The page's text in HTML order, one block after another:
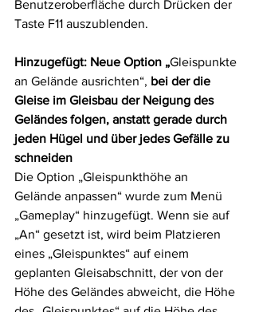
Benutzeroberfläche durch Drücken der
Taste F11 auszublenden.
Hinzugefügt: Neue Option „Gleispunkte
an Gelände ausrichten“, bei der die
Gleise im Gleisbau der Neigung des
Geländes folgen, anstatt gerade durch
jeden Hügel und über jedes Gefälle zu
schneiden
Die Option „Gleispunkthöhe an
Gelände anpassen“ wurde zum Menü
„Gameplay“ hinzugefügt. Wenn sie auf
„An“ gesetzt ist, wird beim Platzieren
eines „Gleispunktes“ auf einem
geplanten Gleisabschnitt, der von der
Höhe des Geländes abweicht, die Höhe